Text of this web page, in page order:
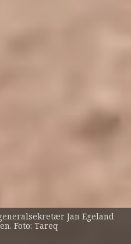
Jan Egeland
Foto: Tareq